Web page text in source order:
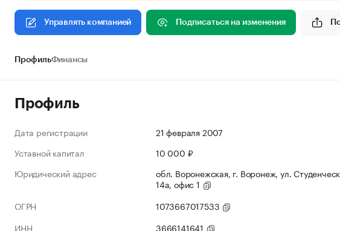
Управлять компанией Подписаться на изменения
ПрофильФинансы
Профиль
Дата регистрации
21 февраля 2007
Уставной капитал
10 000 ₽
Юридический адрес
обл. Воронежская, г. Воронеж, ул.
14а, офис 1
ОГРН
1073667017533
ИНН
3666141641